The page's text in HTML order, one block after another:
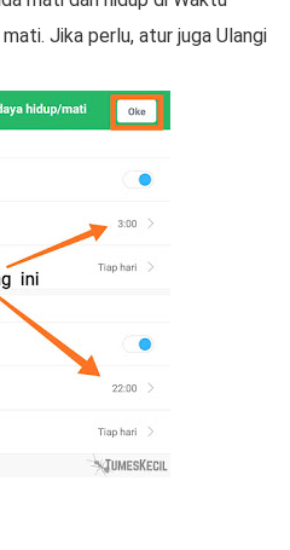
Jika perlu, atur juga Ulangi